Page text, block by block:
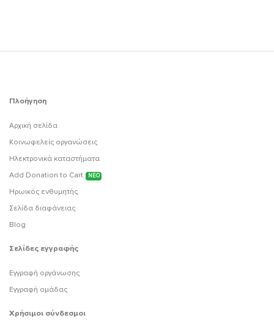
Πλοήγηση
Αρχική σελίδα
Κοινωφελείς οργανώσεις
Ηλεκτρονικά καταστήματα
Add Donation to Cart
ΝΕΟ
Ηρωικός ενθυμητής
Σελίδα διαφάνειας
Blog
Σελίδες εγγραφής
Εγγραφή οργάνωσης
Εγγραφή ομάδας
Χρήσιμοι σύνδεσμοι